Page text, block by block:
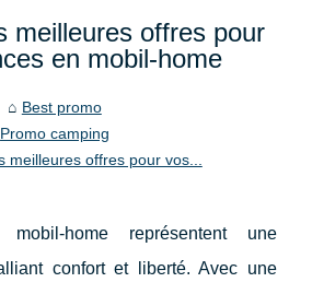
meilleures offres pour
en mobil-home
Best promo
Promo camping
meilleures offres pour vos...
home représentent une
confort et liberté. Avec une